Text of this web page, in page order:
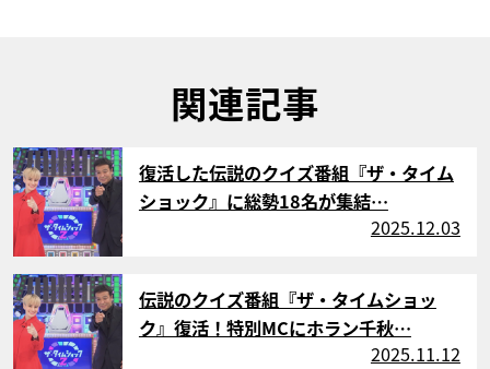
関連記事
サムネイル
復活した伝説のクイズ番組『ザ・タイム
ショック』に総勢18名が集結…
2025.12.03
サムネイル
伝説のクイズ番組『ザ・タイムショッ
ク』復活！特別MCにホラン千秋…
2025.11.12